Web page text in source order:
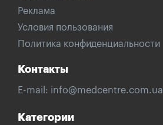
Реклама
Условия пользования
Политика конфиденциальности
Контакты
E-mail: info@medcentre.com.ua
Категории